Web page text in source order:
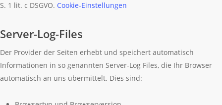
S. 1 lit. c DSGVO. Cookie-Einstellungen
Server-Log-Files
Der Provider der Seiten erhebt und speichert automatisch
Informationen in so genannten Server-Log Files, die Ihr Browser
automatisch an uns übermittelt. Dies sind: